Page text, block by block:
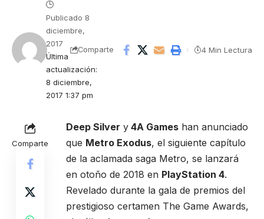
Última
actualización:
8 diciembre,
2017 1:37 pm
Publicado 8
diciembre,
2017
Comparte 4 Min Lectura
Comparte
Deep Silver y 4A Games han anunciado
que Metro Exodus, el siguiente capítulo
de la aclamada saga Metro, se lanzará
en otoño de 2018 en PlayStation 4.
Revelado durante la gala de premios del
prestigioso certamen The Game Awards,